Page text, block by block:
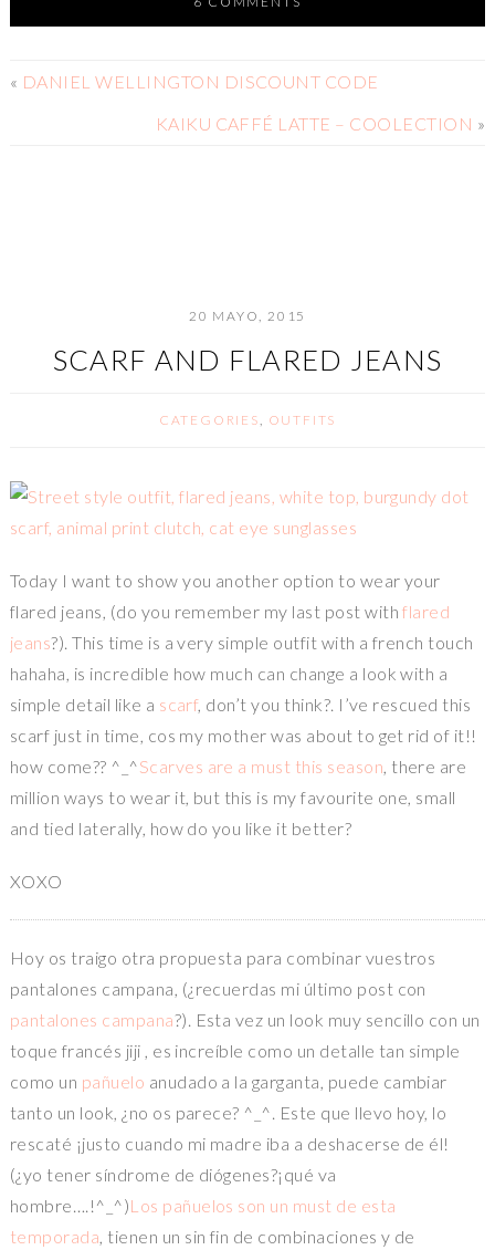
« DANIEL WELLINGTON DISCOUNT CODE
KAIKU CAFFÉ LATTE – COOLECTION »
20 MAYO, 2015
SCARF AND FLARED JEANS
CATEGORIES, OUTFITS
Today I want to show you another option to wear your
flared jeans, (do you remember my last post withflared
jeans?). This time is a very simple outfit with a french touch
hahaha, is incredible how much can change a look with a
simple detail like a scarf, don’t you think?. I’ve rescued this
scarf just in time, cos my mother was about to get rid of it!!
how come?? ^_^Scarves are a must this season, there are
million ways to wear it, but this is my favourite one, small
and tied laterally, how do you like it better?
XOXO
Hoy os traigo otra propuesta para combinar vuestros
pantalones campana, (¿recuerdas mi último post con
pantalones campana?). Esta vez un look muy sencillo con un
toque francés jiji , es increíble como un detalle tan simple
como un pañuelo anudado a la garganta, puede cambiar
tanto un look, ¿no os parece? ^_^. Este que llevo hoy, lo
rescaté ¡justo cuando mi madre iba a deshacerse de él!
(¿yo tener síndrome de diógenes?¡qué va
hombre….!^_^)Los pañuelos son un must de esta
temporada, tienen un sin fin de combinaciones y de